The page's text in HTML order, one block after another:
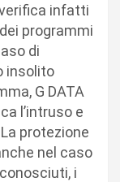
infatti
programmi
di
insolito
G DATA
l’intruso e
protezione
nel caso
i